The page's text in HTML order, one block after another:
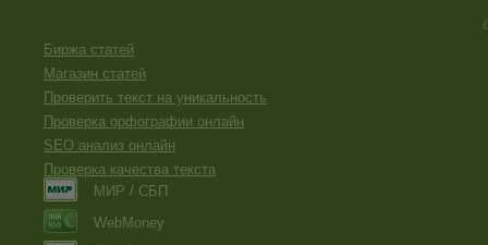
Биржа статей
Магазин статей
Проверить текст на уникальность
Проверка орфографии онлайн
SEO анализ онлайн
Проверка качества текста
МИР / СБП
WebMoney